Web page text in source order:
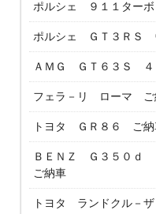
ポルシェ ９１１ター
ポルシェ ＧＴ３ＲＳ
ＡＭＧ ＧＴ６３Ｓ
フェラ－リ ローマ ご
トヨタ ＧＲ８６ ご納
ＢＥＮＺ Ｇ３５０ｄ
ご納車
トヨタ ランドクル－